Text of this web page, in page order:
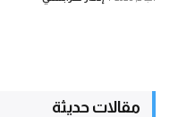
مقالات حديثة